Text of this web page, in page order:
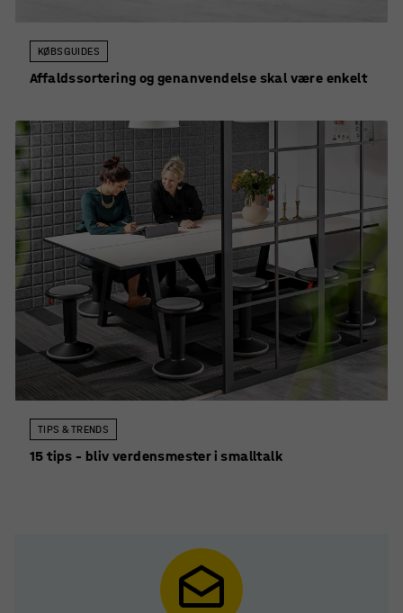
KØBSGUIDES
Affaldssortering og genanvendelse skal være enkelt
TIPS & TRENDS
15 tips – bliv verdensmester i smalltalk